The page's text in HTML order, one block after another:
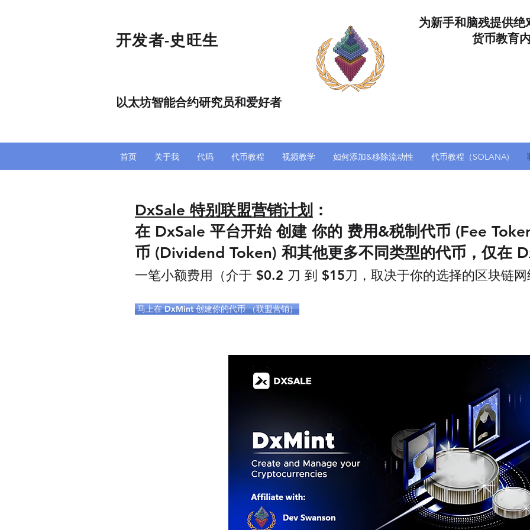
开发者-史旺生
以太坊智能合约研究员和爱好者
为新手和脑残提供绝
货币教育
首页 关于我 代码 代币教程 视频教学 如何添加&移除流动性 代币教程（SOLANA)
DxSale 特别联盟营销计划 ：
在 DxSale 平台开始 创建 你的 费用&税制代币 (Fee
币 (Dividend Token) 和其他更多不同类型的代币，仅在
一笔小额费用（介于 $0.2 刀 到 $15刀，取决于你的选择的区块链
马上在 DxMint 创建你的代币 （联盟营销）